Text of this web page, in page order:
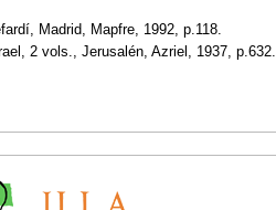
Madrid, Mapfre, 1992, p.118.
2 vols., Jerusalén, Azriel, 1937, p.632.